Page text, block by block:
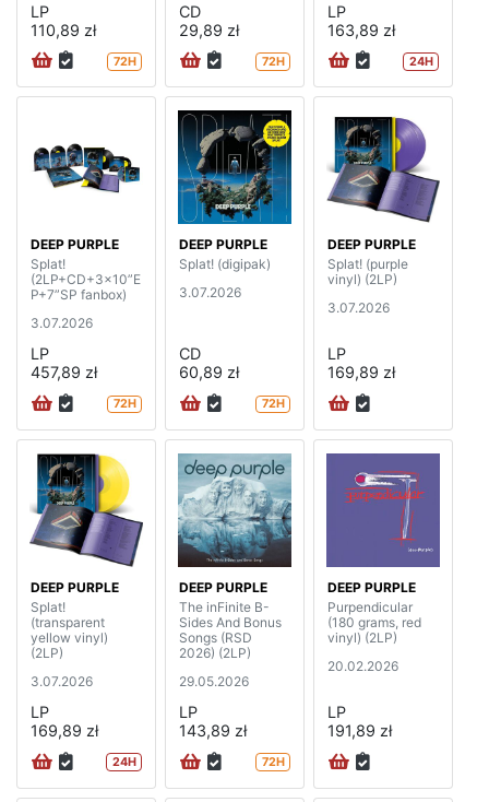
LP
110,89 zł
72H
CD
29,89 zł
72H
LP
163,89 zł
24H
DEEP PURPLE
Splat!
(2LP+CD+3x10”E
P+7”SP fanbox)
3.07.2026
LP
457,89 zł
72H
DEEP PURPLE
Splat! (digipak)
3.07.2026
CD
60,89 zł
72H
DEEP PURPLE
Splat! (purple
vinyl) (2LP)
3.07.2026
LP
169,89 zł
DEEP PURPLE
Splat!
(transparent
yellow vinyl)
(2LP)
3.07.2026
LP
169,89 zł
24H
DEEP PURPLE
The inFinite B-
Sides And Bonus
Songs (RSD
2026) (2LP)
29.05.2026
LP
143,89 zł
72H
DEEP PURPLE
Purpendicular
(180 grams, red
vinyl) (2LP)
20.02.2026
LP
191,89 zł